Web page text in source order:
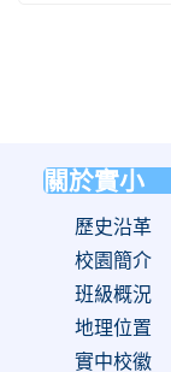
關於實小
歷史沿革
校園簡介
班級概況
地理位置
實中校徽